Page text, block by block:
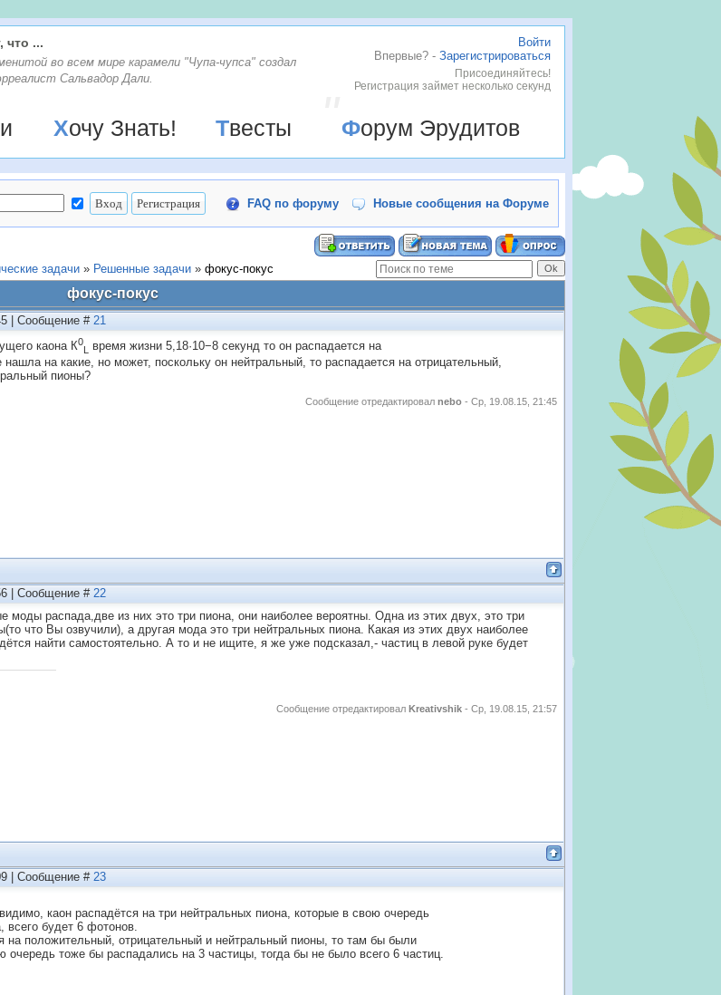
Войти
Впервые? - Зарегистрироваться
Присоединяйтесь!
Регистрация займет несколько секунд
что ...
во всем мире карамели "Чупа-чупса" создал
Сальвадор Дали.
Хочу Знать! Твесты Форум Эрудитов
FAQ по форуму Новые сообщения на Форуме
задачи » Решенные задачи » фокус-покус
фокус-покус
| Сообщение #21
каона К0
L
время жизни 5,18·10−8 секунд то он распадается на
нашла на какие, но может, поскольку он нейтральный, то распадается на отрицательный,
пионы?
Сообщение отредактировал nebo - Ср, 19.08.15, 21:45
| Сообщение #22
моды распада,две из них это три пиона, они наиболее вероятны. Одна из этих двух, это три
что Вы озвучили), а другая мода это три нейтральных пиона. Какая из этих двух наиболее
найти самостоятельно. А то и не ищите, я же уже подсказал,- частиц в левой руке будет
Сообщение отредактировал Kreativshik - Ср, 19.08.15, 21:57
| Сообщение #23
каон распадётся на три нейтральных пиона, которые в свою очередь
будет 6 фотонов.
на положительный, отрицательный и нейтральный пионы, то там бы были
тоже бы распадались на 3 частицы, тогда бы не было всего 6 частиц.